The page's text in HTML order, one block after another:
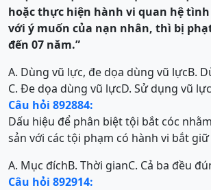
hoặc thực hiện hành vi quan hệ
với ý muốn của nạn nhân, thì bị
đến 07 năm.”
A. Dùng vũ lực, đe dọa dùng vũ lựcB.
C. Đe dọa dùng vũ lựcD. Sử dụng vũ lực
Câu hỏi 892884:
Dấu hiệu để phân biệt tội bắt cóc
sản với các tội phạm có hành vi bắt giữ
A. Mục đíchB. Thời gianC. Cả ba đều
Câu hỏi 892914: